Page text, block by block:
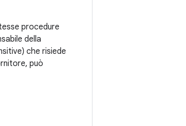
procedure
della
che risiede
può